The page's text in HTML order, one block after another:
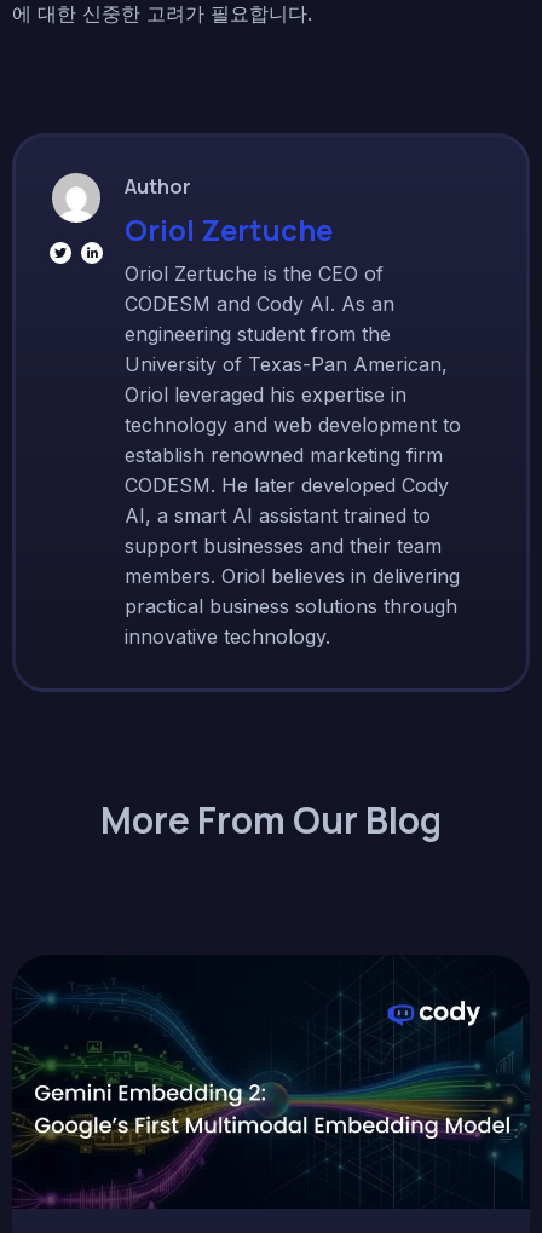
에 대한 신중한 고려가 필요합니다.
Author
Oriol Zertuche
Oriol Zertuche is the CEO of
CODESM and Cody AI. As an
engineering student from the
University of Texas-Pan American,
Oriol leveraged his expertise in
technology and web development to
establish renowned marketing firm
CODESM. He later developed Cody
AI, a smart AI assistant trained to
support businesses and their team
members. Oriol believes in delivering
practical business solutions through
innovative technology.
More From Our Blog